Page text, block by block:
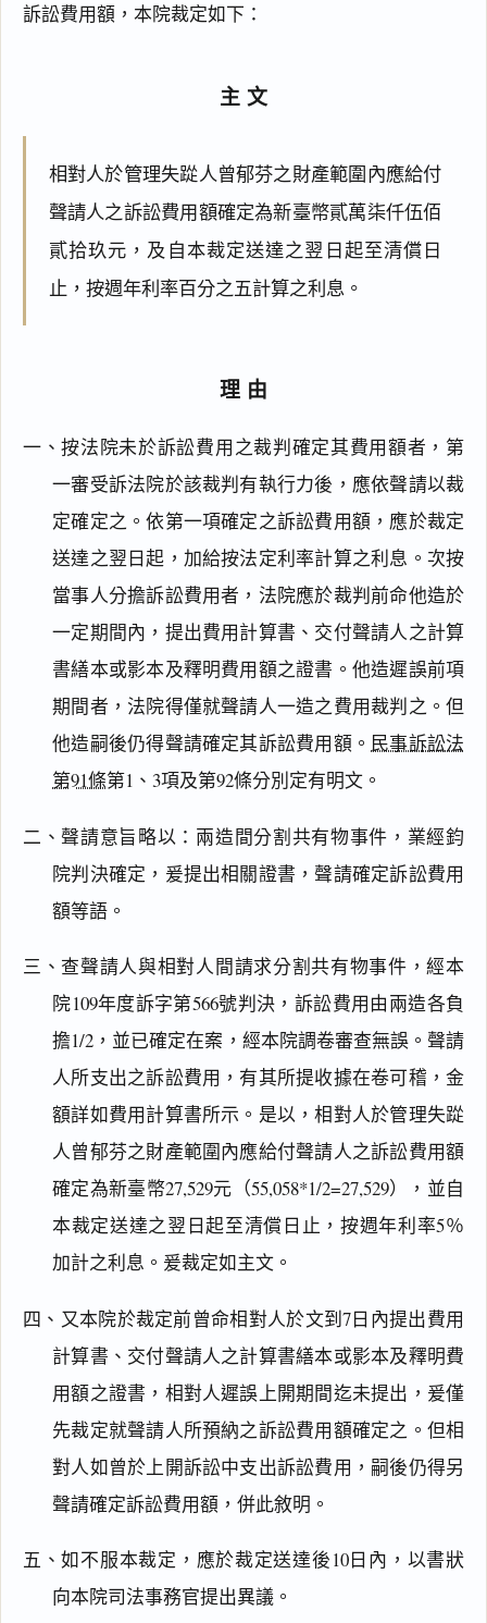
訴訟費用額，本院裁定如下：
主文
相對人於管理失踨人曾郁芬之財產範圍內應給付
聲請人之訴訟費用額確定為新臺幣貳萬柒仟伍佰
貳拾玖元，及自本裁定送達之翌日起至清償日
止，按週年利率百分之五計算之利息。
理由
一、按法院未於訴訟費用之裁判確定其費用額者，第
一審受訴法院於該裁判有執行力後，應依聲請以裁
定確定之。依第一項確定之訴訟費用額，應於裁定
送達之翌日起，加給按法定利率計算之利息。次按
當事人分擔訴訟費用者，法院應於裁判前命他造於
一定期間內，提出費用計算書、交付聲請人之計算
書繕本或影本及釋明費用額之證書。他造遲誤前項
期間者，法院得僅就聲請人一造之費用裁判之。但
他造嗣後仍得聲請確定其訴訟費用額。 民事訴訟法
第91條第1、3項及第92條分別定有明文。
二、聲請意旨略以：兩造間分割共有物事件，業經鈞
院判決確定，爰提出相關證書，聲請確定訴訟費用
額等語。
三、查聲請人與相對人間請求分割共有物事件，經本
院109年度訴字第566號判決，訴訟費用由兩造各負
擔1/2，並已確定在案，經本院調卷審查無誤。聲請
人所支出之訴訟費用，有其所提收據在卷可稽，金
額詳如費用計算書所示。是以，相對人於管理失踨
人曾郁芬之財產範圍內應給付聲請人之訴訟費用額
確定為新臺幣27,529元（55,058*1/2=27,529），並自
本裁定送達之翌日起至清償日止，按週年利率5％
加計之利息。爰裁定如主文。
四、又本院於裁定前曾命相對人於文到7日內提出費用
計算書、交付聲請人之計算書繕本或影本及釋明費
用額之證書，相對人遲誤上開期間迄未提出，爰僅
先裁定就聲請人所預納之訴訟費用額確定之。但相
對人如曾於上開訴訟中支出訴訟費用，嗣後仍得另
聲請確定訴訟費用額，併此敘明。
五、如不服本裁定，應於裁定送達後10日內，以書狀
向本院司法事務官提出異議。
閱讀 研究
搜尋本
文